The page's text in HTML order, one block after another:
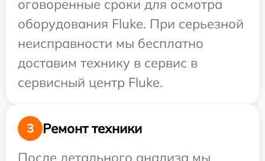
оговоренные сроки для осмотра
оборудования Fluke. При серьезной
неисправности мы бесплатно
доставим технику в сервис в
сервисный центр Fluke.
3
Ремонт техники
После детального анализа мы